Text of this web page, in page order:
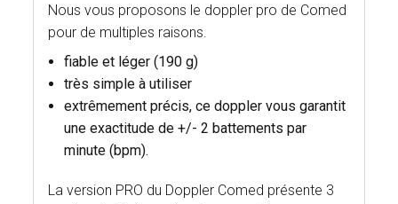
Nous vous proposons le doppler pro de Comed
pour de multiples raisons.
fiable et léger (190 g)
très simple à utiliser
extrêmement précis, ce doppler vous garantit
une exactitude de +/- 2 battements par
minute (bpm).
La version PRO du Doppler Comed présente 3